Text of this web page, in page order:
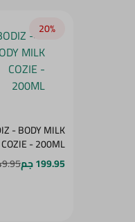
20‎%‎
- BODY MILK
COZIE - 200ML
199.95 جم